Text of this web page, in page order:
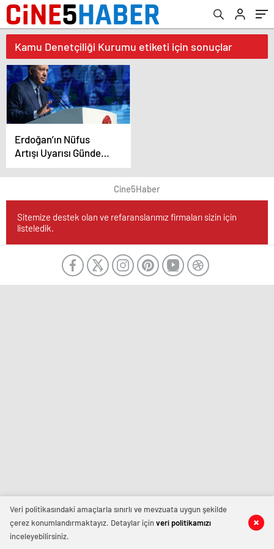
Kamu Denetçiliği Kurumu etiketi için sonuçlar
Erdoğan’ın Nüfus
Artışı Uyarısı Gündemi
Belirledi
Cine5Haber
Sitemize destek olan ve refaranslarımız firmaları sizin için
listeledik.
Veri politikasındaki amaçlarla sınırlı ve mevzuata uygun şekilde
çerez konumlandırmaktayız. Detaylar içinveri politikamızı
inceleyebilirsiniz.